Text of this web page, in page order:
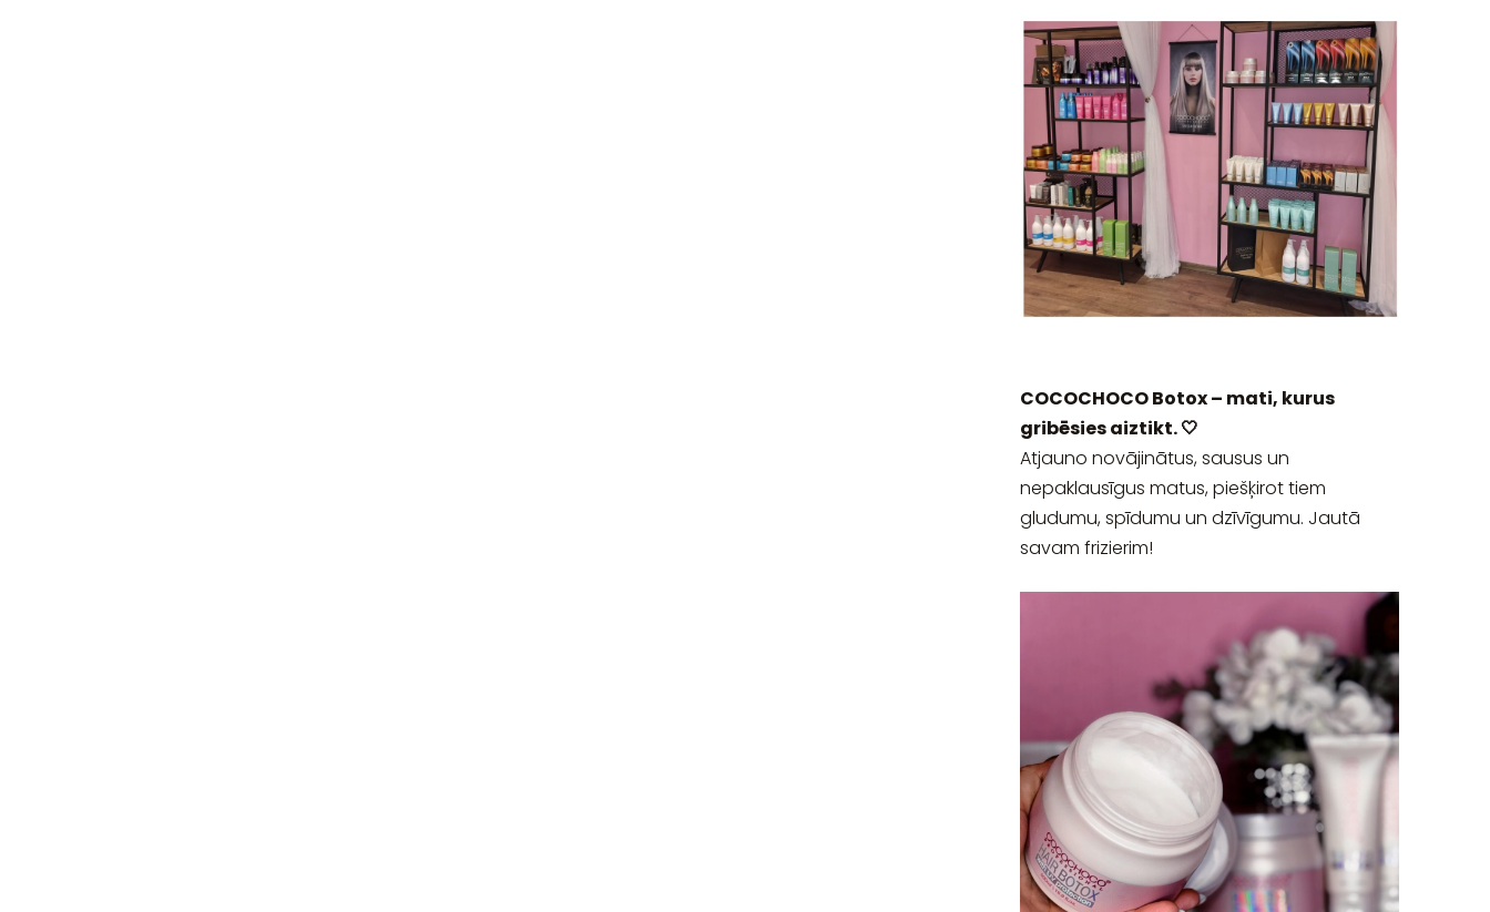
COCOCHOCO Botox – mati, kurus
gribēsies aiztikt. 🤍
Atjauno novājinātus, sausus un
nepaklausīgus matus, piešķirot tiem
gludumu, spīdumu un dzīvīgumu. Jautā
savam frizierim!